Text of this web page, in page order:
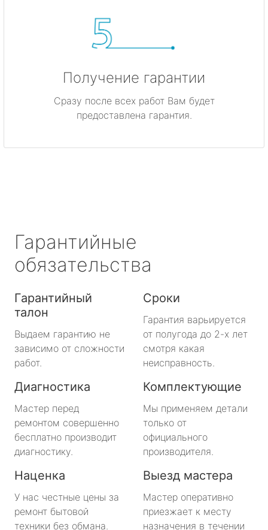
Получение гарантии
Сразу после всех работ Вам будет
предоставлена гарантия.
Гарантийные
обязательства
Гарантийный
талон
Выдаем гарантию не
зависимо от сложности
работ.
Сроки
Гарантия варьируется
от полугода до 2-х лет
смотря какая
неисправность.
Диагностика
Мастер перед
ремонтом совершенно
бесплатно производит
диагностику.
Комплектующие
Мы применяем детали
только от
официального
производителя.
Наценка
У нас честные цены за
ремонт бытовой
техники без обмана.
Выезд мастера
Мастер оперативно
приезжает к месту
назначения в течении